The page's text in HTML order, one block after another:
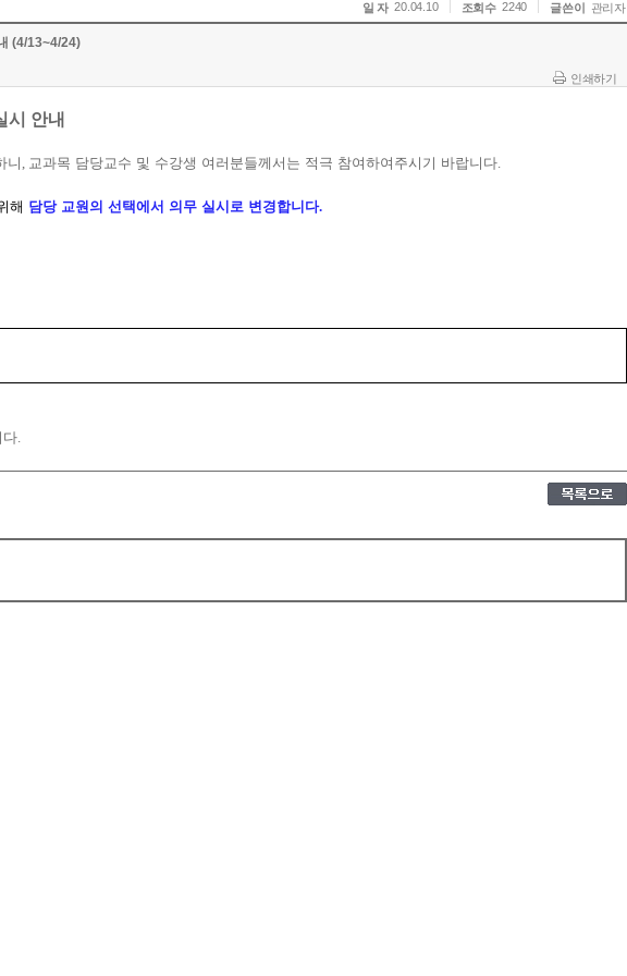
일 자 20.04.10 조회수 2240 글쓴이 관리자
(4/13~4/24)
인쇄하기
시 안내
니 , 교과목 담당교수 및 수강생 여러분들께서는 적극 참여하여주시기 바랍니다.
해 담당 교원의 선택에서 의무 실시로 변경합니다.
다.